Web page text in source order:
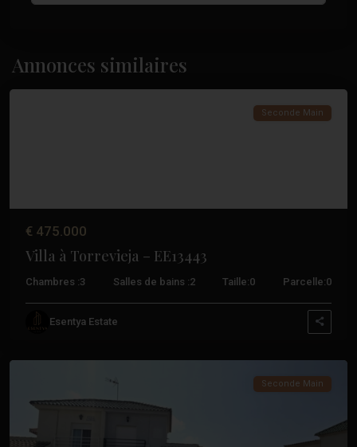
Annonces similaires
Torrevieja
Seconde Main
€ 475.000
Villa à Torrevieja – EE13443
Chambres :3 Salles de bains :2 Taille:0 Parcelle:0
Esentya Estate
Altos ,
Seconde Main